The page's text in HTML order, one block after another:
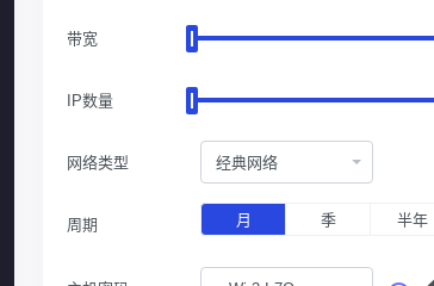
带宽
IP数量
网络类型 经典网络
周期 月 季 半年